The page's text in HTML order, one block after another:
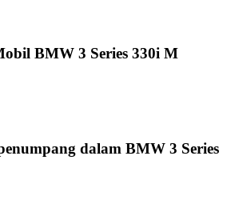
BMW 3 Series 330i M
dalam BMW 3 Series